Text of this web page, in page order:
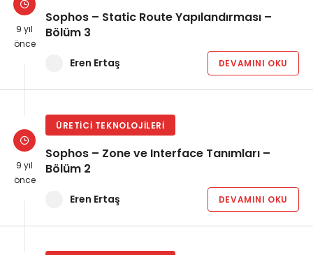
9 yıl
önce
Sophos – Static Route Yapılandırması –
Bölüm 3
Eren Ertaş DEVAMINI OKU
9 yıl
önce
ÜRETICI TEKNOLOJILERI
Sophos – Zone ve Interface Tanımları –
Bölüm 2
Eren Ertaş DEVAMINI OKU